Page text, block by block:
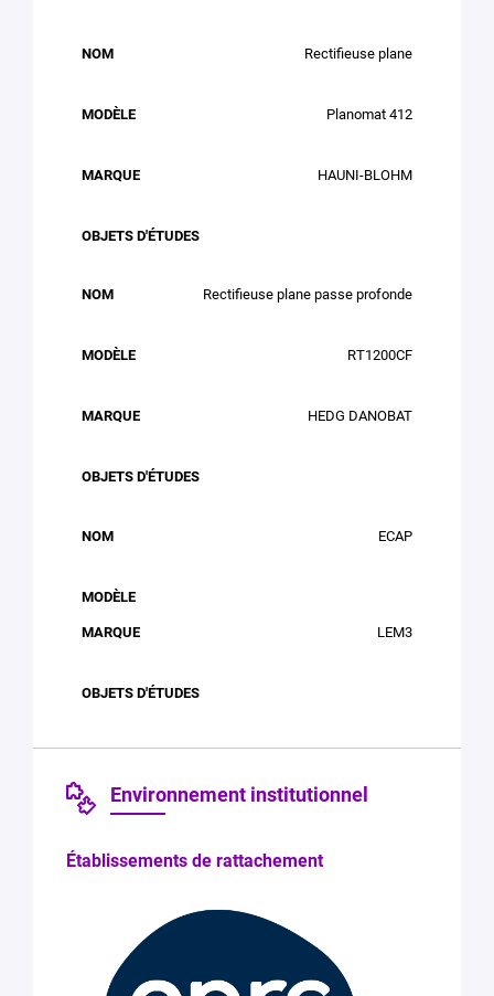
Rectifieuse plane
Planomat 412
HAUNI-BLOHM
Rectifieuse plane passe profonde
RT1200CF
HEDG DANOBAT
ECAP
LEM3
Environnement institutionnel
Établissements de rattachement